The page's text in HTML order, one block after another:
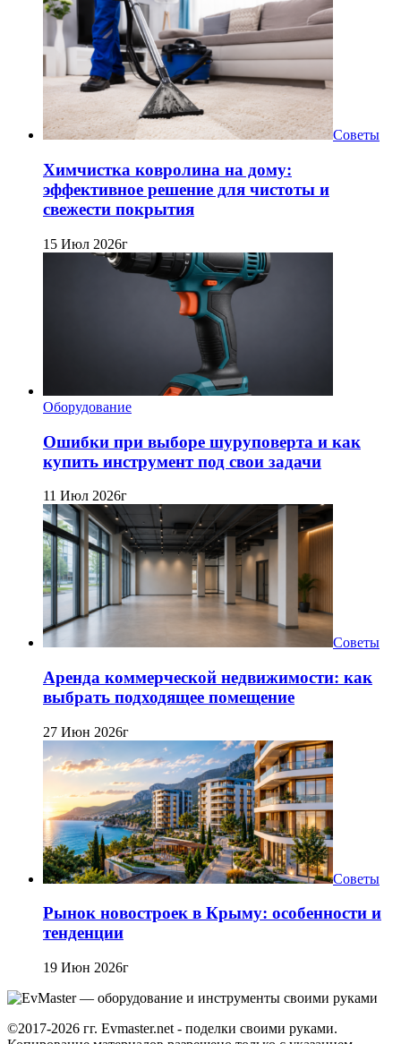
Советы
Химчистка ковролина на дому:
эффективное решение для чистоты и
свежести покрытия
15 Июл 2026г
Оборудование
Ошибки при выборе шуруповерта и как
купить инструмент под свои задачи
11 Июл 2026г
Советы
Аренда коммерческой недвижимости: как
выбрать подходящее помещение
27 Июн 2026г
Советы
Рынок новостроек в Крыму: особенности и
тенденции
19 Июн 2026г
©2017-2026 гг. Evmaster.net - поделки своими руками.